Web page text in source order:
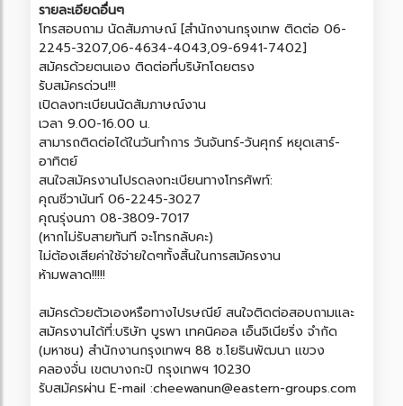
รายละเอียดอื่นๆ
โทรสอบถาม นัดสัมภาษณ์ [สำนักงานกรุงเทพ ติดต่อ 06-
2245-3207,06-4634-4043,09-6941-7402]
สมัครด้วยตนเอง ติดต่อที่บริษัทโดยตรง
รับสมัครด่วน!!!
เปิดลงทะเบียนนัดสัมภาษณ์งาน
เวลา 9.00-16.00 น.
สามารถติดต่อได้ในวันทำการ วันจันทร์-วันศุกร์ หยุดเสาร์-
อาทิตย์
สนใจสมัครงานโปรดลงทะเบียนทางโทรศัพท์:
คุณชีวานันท์ 06-2245-3027
คุณรุ่งนภา 08-3809-7017
(หากไม่รับสายทันที จะโทรกลับคะ)
ไม่ต้องเสียค่าใช้จ่ายใดๆทั้งสิ้นในการสมัครงาน
ห้ามพลาด!!!!!
สมัครด้วยตัวเองหรือทางไปรษณีย์ สนใจติดต่อสอบถามและ
สมัครงานได้ที่:บริษัท บูรพา เทคนิคอล เอ็นจิเนียริ่ง จำกัด
(มหาชน) สำนักงานกรุงเทพฯ 88 ซ.โยธินพัฒนา แขวง
คลองจั่น เขตบางกะปิ กรุงเทพฯ 10230
รับสมัครผ่าน E-mail :cheewanun@eastern-groups.com